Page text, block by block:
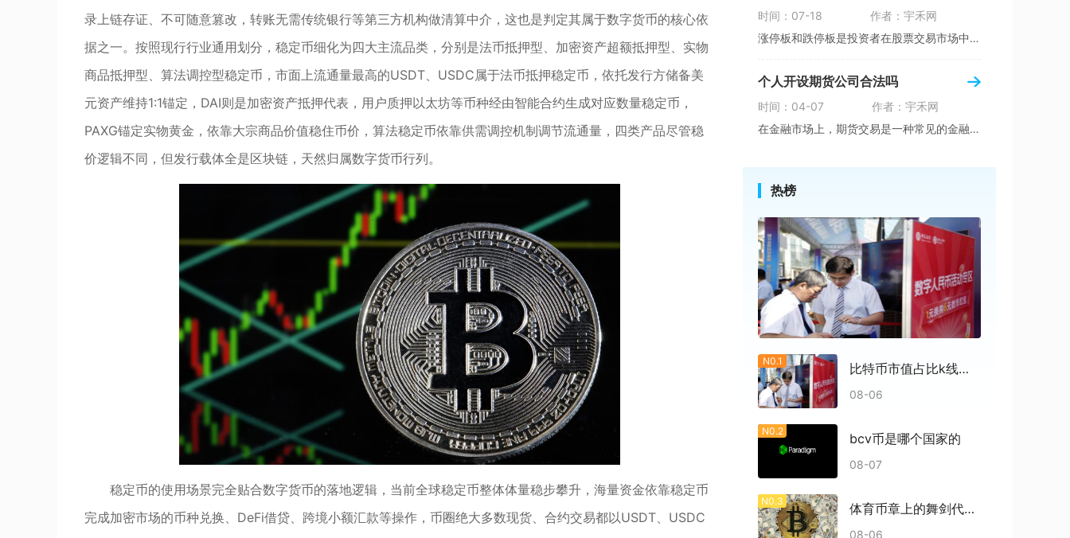
录上链存证、不可随意篡改，转账无需传统银行等第三方机构做清算中介，这也是判定其属于数字货币的核心依
据之一。按照现行行业通用划分，稳定币细化为四大主流品类，分别是法币抵押型、加密资产超额抵押型、实物
商品抵押型、算法调控型稳定币，市面上流通量最高的USDT、USDC属于法币抵押稳定币，依托发行方储备美
元资产维持1:1锚定，DAI则是加密资产抵押代表，用户质押以太坊等币种经由智能合约生成对应数量稳定币，
PAXG锚定实物黄金，依靠大宗商品价值稳住币价，算法稳定币依靠供需调控机制调节流通量，四类产品尽管稳
价逻辑不同，但发行载体全是区块链，天然归属数字货币行列。
稳定币的使用场景完全贴合数字货币的落地逻辑，当前全球稳定币整体体量稳步攀升，海量资金依靠稳定币
完成加密市场的币种兑换、DeFi借贷、跨境小额汇款等操作，币圈绝大多数现货、合约交易都以USDT、USDC
时间：07-18
作者：宇禾网
涨停板和跌停板是投资者在股票交易市场中经常遇
个人开设期货公司合法吗
时间：04-07
作者：宇禾网
在金融市场上，期货交易是一种常见的金融衍生品
热榜
N0.1 比特币市值占比k线多少
08-06
N0.2 bcv币是哪个国家的
08-07
N0.3 体育币章上的舞剑代表什么
08-06